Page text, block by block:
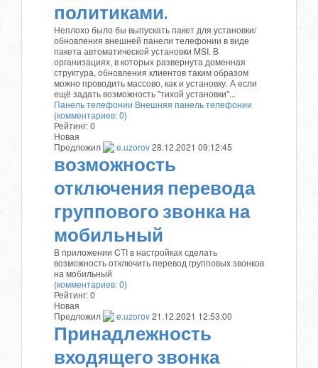
политиками.
Неплохо было бы выпускать пакет для установки/
обновления внешней панели телефонии в виде
пакета автоматической установки MSI. В
организациях, в которых развернута доменная
структура, обновления клиентов таким образом
можно проводить массово, как и установку. А если
ещё задать возможность "тихой установки"...
Панель телефонии Внешняя панель телефонии
(комментариев: 0)
Рейтинг:0
Новая
Предложил
e.uzorov28.12.2021 09:12:45
возможность
отключения перевода
группового звонка на
мобильный
В приложении CTI в настройках сделать
возможность отключить перевод групповых звонков
на мобильный
(комментариев: 0)
Рейтинг:0
Новая
Предложил
e.uzorov21.12.2021 12:53:00
Принадлежность
входящего звонка